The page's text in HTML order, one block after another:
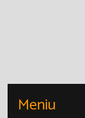
Meniu